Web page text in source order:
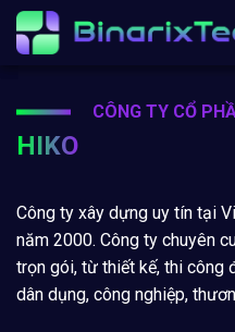
Chuyển
đến
CÔNG TY CỔ
HIKO
Công ty xây dựng uy tín tại
năm 2000. Công ty chuyên
trọn gói, từ thiết kế, thi công
dân dụng, công nghiệp,